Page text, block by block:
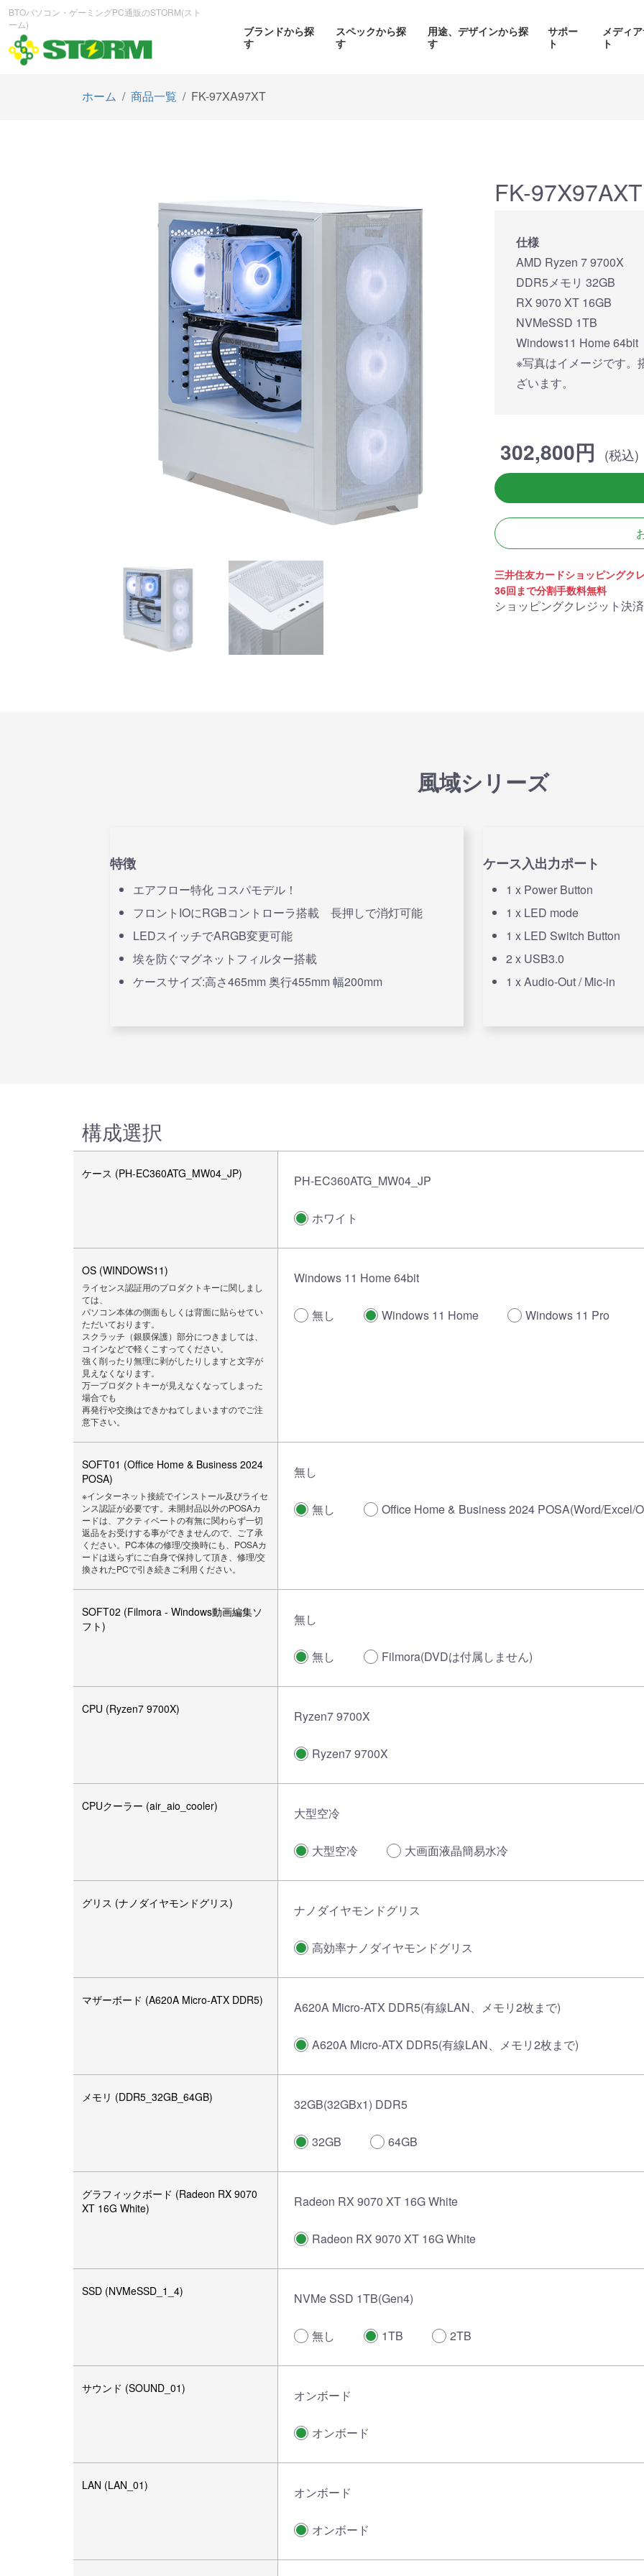
BTOパソコン・ゲーミングPC通販のSTORM(スト
ーム)
ブランドから探
す
スペックから探
す
用途、デザインから探
す
サポー
ト
メディ
ト
初心者の方、「どのPCを選
べばいいかわからない」そ
んな方にこそ選んでほし
い、エントリーモデルで
商品詳細
360mm簡易水冷と曲面
OLEDを搭載したハイエン
ドモデル。美しさと冷却性
能を兼ね備えた「流界2」
が、至高の空間を演出しま
商品詳細
270°強化ガラスに黒パーツ
水冷とラインLEDが重厚な
厳格な基準をクリ
モデル。世界をリ
MSIの最新パーツ
270°パノラマビューが魅せ
る コストパフォーマンスに
ゲーミングPC
商品をみる
大画面液晶、
曲面OLED簡易水冷搭載
PC
商品をみる
ピラーレスケース採用PC
商品を
ホーム 商品一覧 FK-97XA97XT
FK-97X97AXT
仕様
AMD Ryzen 7 9700X
DDR5メモリ 32GB
RX 9070 XT 16GB
NVMeSSD 1TB
Windows11 Home 64bit
※写真はイメージです。
ざいます。
302,800円 (税込)
三井住友カードショッピングク
36回まで分割手数料無料
ショッピングクレジット決
風域シリーズ
特徴
エアフロー特化 コスパモデル！
フロントIOにRGBコントローラ搭載 長押しで消灯可能
LEDスイッチでARGB変更可能
埃を防ぐマグネットフィルター搭載
ケースサイズ:高さ465mm 奥行455mm 幅200mm
ケース入出力ポート
1 x Power Button
1 x LED mode
1 x LED Switch Button
2 x USB3.0
1 x Audio-Out / Mic-in
構成選択
ケース (PH-EC360ATG_MW04_JP) PH-EC360ATG_MW04_JP
ホワイト
OS (WINDOWS11)
ライセンス認証用のプロダクトキーに関しまし
ては、
パソコン本体の側面もしくは背面に貼らせてい
ただいております。
スクラッチ（銀膜保護）部分につきましては、
コインなどで軽くこすってください。
強く削ったり無理に剥がしたりしますと文字が
見えなくなります。
万一プロダクトキーが見えなくなってしまった
場合でも
再発行や交換はできかねてしまいますのでご注
意下さい。
Windows 11 Home 64bit
無し Windows 11 Home Windows 11 Pro
SOFT01 (Office Home & Business 2024
POSA)
※インターネット接続でインストール及びライセ
ンス認証が必要です。未開封品以外のPOSAカ
ードは、アクティベートの有無に関わらず一切
返品をお受けする事ができませんので、ご了承
ください。PC本体の修理/交換時にも、POSAカ
ードは送らずにご自身で保持して頂き、修理/交
換されたPCで引き続きご利用ください。
無し
無し Office Home & Business 2024 POSA(Word/Excel/
SOFT02 (Filmora - Windows動画編集ソ
フト)
無し
無し Filmora(DVDは付属しません)
CPU (Ryzen7 9700X) Ryzen7 9700X
Ryzen7 9700X
CPUクーラー (air_aio_cooler) 大型空冷
大型空冷 大画面液晶簡易水冷
グリス (ナノダイヤモンドグリス) ナノダイヤモンドグリス
高効率ナノダイヤモンドグリス
マザーボード (A620A Micro-ATX DDR5) A620A Micro-ATX DDR5(有線LAN、メモリ2枚まで)
A620A Micro-ATX DDR5(有線LAN、メモリ2枚まで)
メモリ (DDR5_32GB_64GB) 32GB(32GBx1) DDR5
32GB 64GB
グラフィックボード (Radeon RX 9070
XT 16G White)
Radeon RX 9070 XT 16G White
Radeon RX 9070 XT 16G White
SSD (NVMeSSD_1_4) NVMe SSD 1TB(Gen4)
無し 1TB 2TB
サウンド (SOUND_01) オンボード
オンボード
LAN (LAN_01) オンボード
オンボード